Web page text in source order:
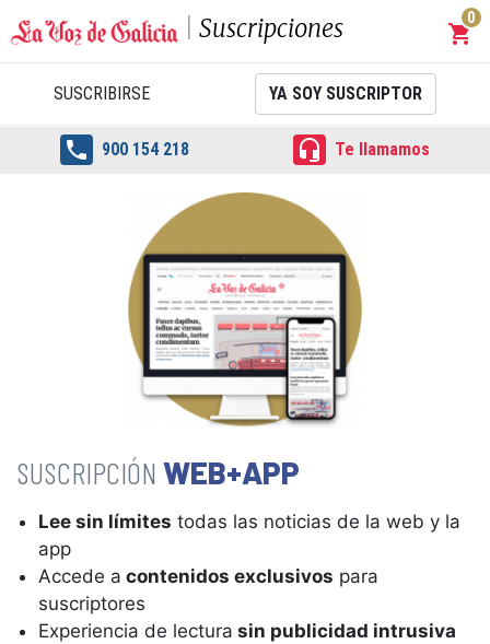
Suscripciones shopping_cart
0
SUSCRIBIRSE YA SOY SUSCRIPTOR
 900 154 218  Te llamamos
WEB+APP
Lee sin límites todas las noticias de la web y la
app
Accede a contenidos exclusivos para
suscriptores
Experiencia de lectura sin publicidad intrusiva